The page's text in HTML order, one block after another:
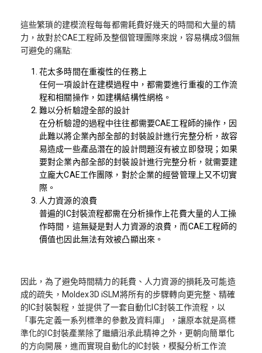
這些繁瑣的建模流程每每都需耗費好幾天的時間和大量的精
力，故對於CAE工程師及整個管理團隊來說，容易構成3個無
可避免的痛點:
花太多時間在重複性的任務上
任何一項設計在建模過程中，都需要進行重複的工作流
程和相關操作，如建構結構性網格。
難以分析驗證全部的設計
在分析驗證的過程中往往都需要CAE工程師的操作，因
此難以將企業內部全部的封裝設計進行完整分析，故容
易造成一些產品潛在的設計問題沒有被立即發現；如果
要對企業內部全部的封裝設計進行完整分析，就需要建
立龐大CAE工作團隊，對於企業的經營管理上又不切實
際。
人力資源的浪費
普遍的IC封裝流程都需在分析操作上花費大量的人工操
作時間，這無疑是對人力資源的浪費，而CAE工程師的
價值也因此無法有效被凸顯出來。
因此，為了避免時間精力的耗費、人力資源的損耗及可能造
成的疏失，Moldex3D iSLM將所有的步驟轉向更完整、精確
的IC封裝製程，並提供了一套自動化IC封裝工作流程，以
「事先定義一系列標準的參數及資料庫」，讓原本就是高標
準化的IC封裝產業除了繼續沿承此精神之外，更朝向簡單化
的方向開展，進而實現自動化的IC封裝，模擬分析工作流